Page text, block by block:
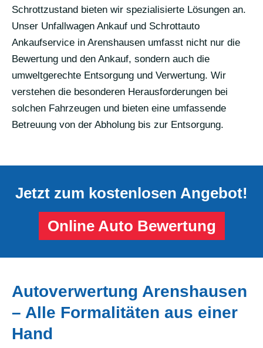
Schrottzustand bieten wir spezialisierte Lösungen an.
Unser Unfallwagen Ankauf und Schrottauto
Ankaufservice in Arenshausen umfasst nicht nur die
Bewertung und den Ankauf, sondern auch die
umweltgerechte Entsorgung und Verwertung. Wir
verstehen die besonderen Herausforderungen bei
solchen Fahrzeugen und bieten eine umfassende
Betreuung von der Abholung bis zur Entsorgung.
Jetzt zum kostenlosen Angebot!
Online Auto Bewertung
Autoverwertung Arenshausen
– Alle Formalitäten aus einer
Hand